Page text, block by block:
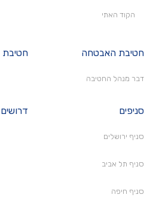
הקוד האתי
חטיבת האבטחה
דבר מנהל החטיבה
חטיבת
סניפים
סניף ירושלים
סניף תל אביב
סניף חיפה
דרושים